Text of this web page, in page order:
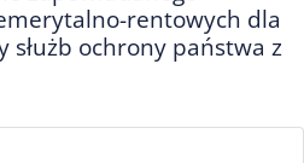
rentowych dla
służb ochrony państwa z